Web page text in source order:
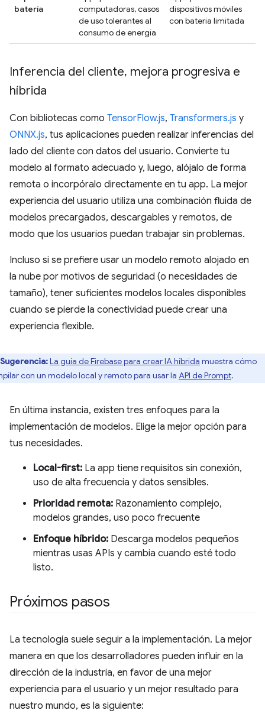
batería
computadoras, casos
de uso tolerantes al
consumo de energía
dispositivos móviles
con batería limitada
Inferencia del cliente, mejora progresiva e
híbrida
Con bibliotecas como TensorFlow.js, Transformers.js y
ONNX.js, tus aplicaciones pueden realizar inferencias del
lado del cliente con datos del usuario. Convierte tu
modelo al formato adecuado y, luego, alójalo de forma
remota o incorpóralo directamente en tu app. La mejor
experiencia del usuario utiliza una combinación fluida de
modelos precargados, descargables y remotos, de
modo que los usuarios puedan trabajar sin problemas.
Incluso si se prefiere usar un modelo remoto alojado en
la nube por motivos de seguridad (o necesidades de
tamaño), tener suficientes modelos locales disponibles
cuando se pierde la conectividad puede crear una
experiencia flexible.
Sugerencia:La guía de Firebase para crear IA híbrida muestra cómo
con un modelo local y remoto para usar la API de Prompt.
En última instancia, existen tres enfoques para la
implementación de modelos. Elige la mejor opción para
tus necesidades.
Local-first: La app tiene requisitos sin conexión,
uso de alta frecuencia y datos sensibles.
Prioridad remota: Razonamiento complejo,
modelos grandes, uso poco frecuente
Enfoque híbrido: Descarga modelos pequeños
mientras usas APIs y cambia cuando esté todo
listo.
Próximos pasos
La tecnología suele seguir a la implementación. La mejor
manera en que los desarrolladores pueden influir en la
dirección de la industria, en favor de una mejor
experiencia para el usuario y un mejor resultado para
nuestro mundo, es la siguiente: